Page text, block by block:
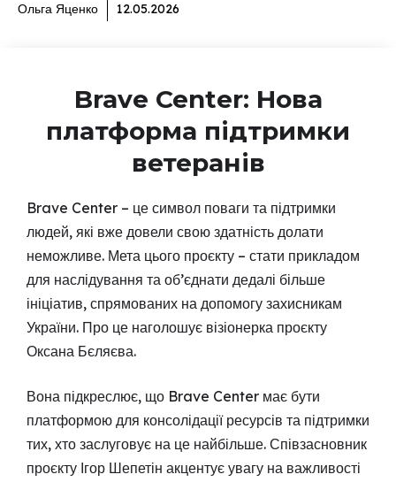
Ольга Яценко 12.05.2026
Brave Center: Нова
платформа підтримки
ветеранів
Brave Center – це символ поваги та підтримки
людей, які вже довели свою здатність долати
неможливе. Мета цього проєкту – стати прикладом
для наслідування та об’єднати дедалі більше
ініціатив, спрямованих на допомогу захисникам
України. Про це наголошує візіонерка проєкту
Оксана Бєляєва.
Вона підкреслює, що Brave Center має бути
платформою для консолідації ресурсів та підтримки
тих, хто заслуговує на це найбільше. Співзасновник
проєкту Ігор Шепетін акцентує увагу на важливості